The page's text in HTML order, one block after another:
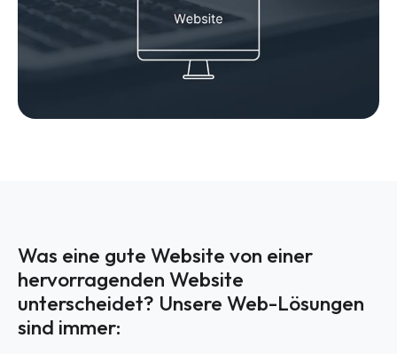
Was eine gute Website von einer
hervorragenden Website
unterscheidet? Unsere Web-Lösungen
sind immer: